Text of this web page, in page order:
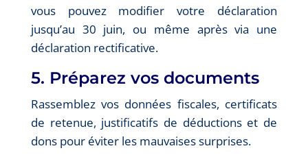
vous pouvez modifier votre déclaration
jusqu’au 30 juin, ou même après via une
déclaration rectificative.
5. Préparez vos documents
Rassemblez vos données fiscales, certificats
de retenue, justificatifs de déductions et de
dons pour éviter les mauvaises surprises.